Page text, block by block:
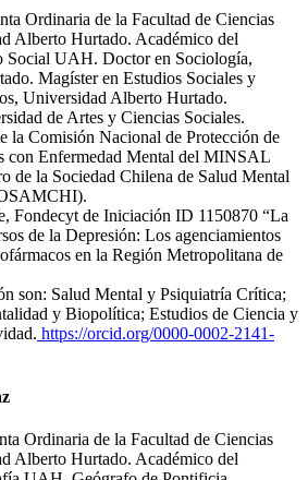
Ordinaria de la Facultad de Ciencias
Alberto Hurtado. Académico del
Social UAH. Doctor en Sociología,
Magíster en Estudios Sociales y
Universidad Alberto Hurtado.
de Artes y Ciencias Sociales.
la Comisión Nacional de Protección de
con Enfermedad Mental del MINSAL
la Sociedad Chilena de Salud Mental
Fondecyt de Iniciación ID 1150870 “La
de la Depresión: Los agenciamientos
en la Región Metropolitana de
son: Salud Mental y Psiquiatría Crítica;
y Biopolítica; Estudios de Ciencia y
https://orcid.org/0000-0002-2141-
Ordinaria de la Facultad de Ciencias
Alberto Hurtado. Académico del